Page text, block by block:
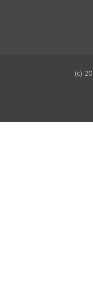
(c)